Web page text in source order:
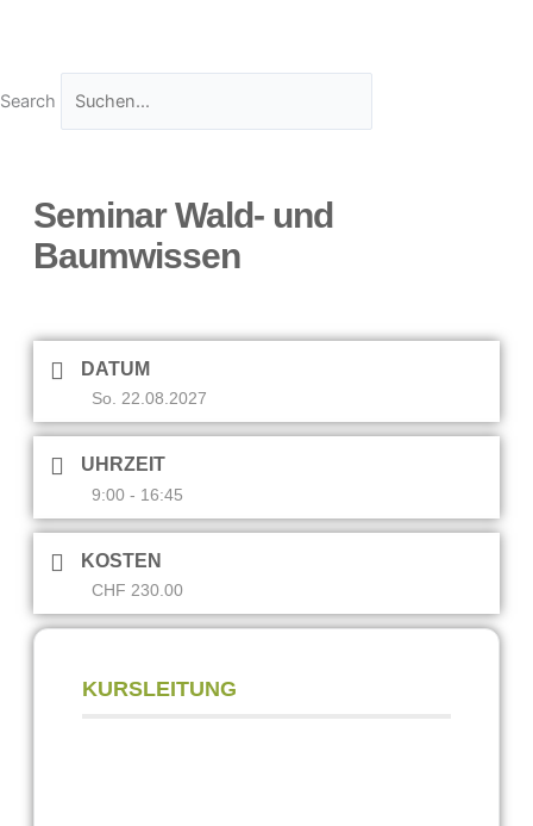
Search
Seminar Wald- und
Baumwissen
DATUM
So. 22.08.2027
UHRZEIT
9:00 - 16:45
KOSTEN
CHF 230.00
KURSLEITUNG